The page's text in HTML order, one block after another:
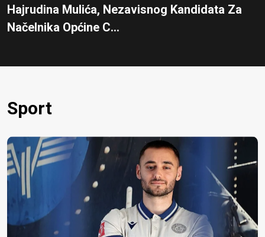
Hajrudina Mulića, Nezavisnog Kandidata Za
Načelnika Općine C...
Sport